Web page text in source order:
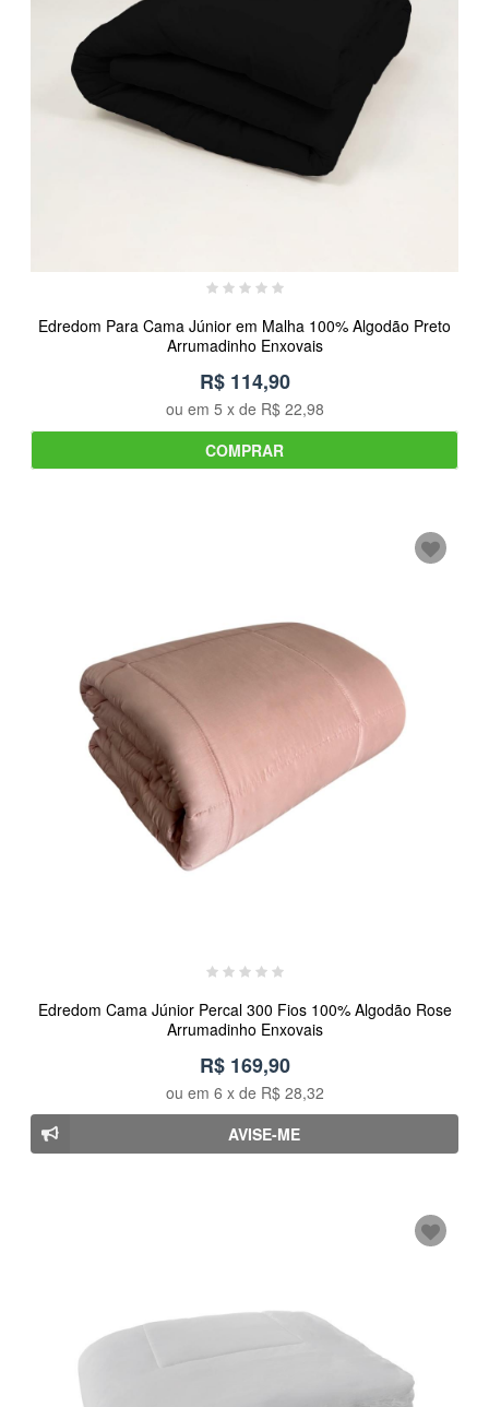
Edredom Para Cama Júnior em Malha 100% Algodão Preto
Arrumadinho Enxovais
R$ 114,90
ou em 5 x de R$ 22,98
COMPRAR
Edredom Cama Júnior Percal 300 Fios 100% Algodão Rose
Arrumadinho Enxovais
R$ 169,90
ou em 6 x de R$ 28,32
AVISE-ME